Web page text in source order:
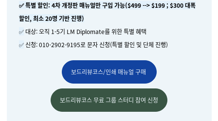
✅특별 할인: 4차 개정판 매뉴얼만 구입 가능($499 --> $199 ; $300 대폭
할인, 최소 20명 기반 진행)
✅대상: 오직 1-5기 LM Diplomate를 위한 특별 혜택
✅신청:010-2902-9195로 문자 신청(특별 할인 및 단체 진행)
보드리뷰코스/인쇄 매뉴얼 구매
보드리뷰코스 무료 그룹 스터디 참여 신청